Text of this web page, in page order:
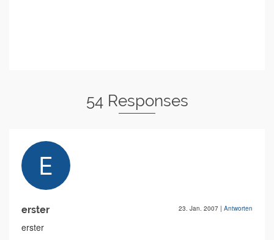
54 Responses
erster 23. Jan. 2007 | Antworten
erster